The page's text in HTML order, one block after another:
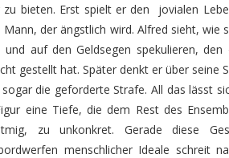
zu bieten. Erst spielt er den jovialen
Mann, der ängstlich wird. Alfred sieht,
und auf den Geldsegen spekulieren,
gestellt hat. Später denkt er über seine
sogar die geforderte Strafe. All das lässt
eine Tiefe, die dem Rest des
zu unkonkret. Gerade diese
menschlicher Ideale schreit